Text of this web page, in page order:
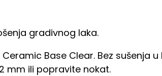
gradivnog laka.
Base Clear. Bez
mm ili popravite nokat.